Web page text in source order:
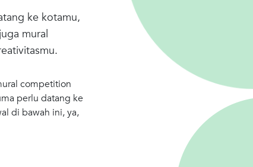
ke kotamu,
mural
competition
perlu datang ke
di bawah ini, ya,